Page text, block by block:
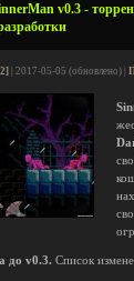
v0.3 -
| 2017-05-05 (обновлено) |
до v0.3. Список